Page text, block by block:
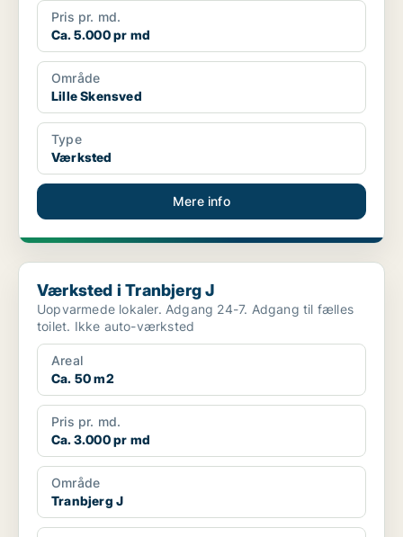
Pris pr. md.
Ca. 5.000 pr md
Område
Lille Skensved
Type
Værksted
Mere info
Værksted i Tranbjerg J
Værksted i Tranbjerg J
Uopvarmede lokaler. Adgang 24-7. Adgang til fælles
toilet. Ikke auto-værksted
Areal
Ca. 50 m2
Pris pr. md.
Ca. 3.000 pr md
Område
Tranbjerg J